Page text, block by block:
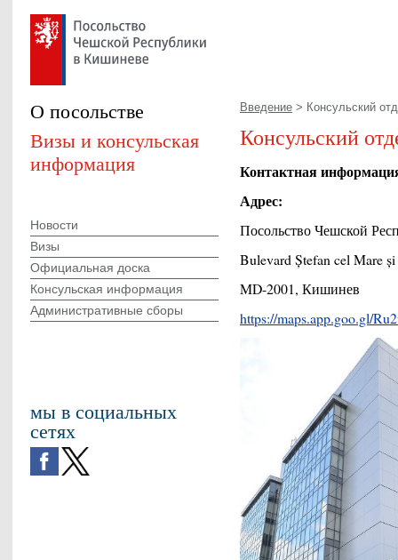
Введение > Консульский
Консульский
Контактная
Адрес:
Посольство Чешской
Bulevard Ștefan cel Mare
MD-2001, Кишинев
https://maps.app.goo.gl/
О посольстве
Визы и консульская
информация
Новости
Визы
Официальная доска
Консульская информация
Административные сборы
мы в социальных
сетях